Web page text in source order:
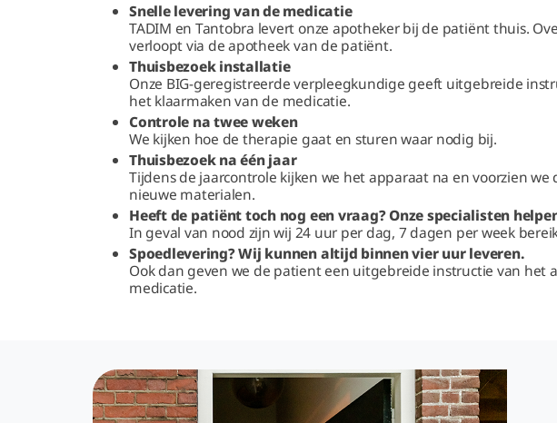
Snelle levering van de medicatie
TADIM en Tantobra levert onze apotheker bij de patiënt thuis.
verloopt via de apotheek van de patiënt.
Thuisbezoek installatie
Onze BIG-geregistreerde verpleegkundige geeft uitgebreide
het klaarmaken van de medicatie.
Controle na twee weken
We kijken hoe de therapie gaat en sturen waar nodig bij.
Thuisbezoek na één jaar
Tijdens de jaarcontrole kijken we het apparaat na en voorzien we
nieuwe materialen.
Heeft de patiënt toch nog een vraag? Onze specialisten
In geval van nood zijn wij 24 uur per dag, 7 dagen per week
Spoedlevering? Wij kunnen altijd binnen vier uur leveren.
Ook dan geven we de patient een uitgebreide instructie van het
medicatie.